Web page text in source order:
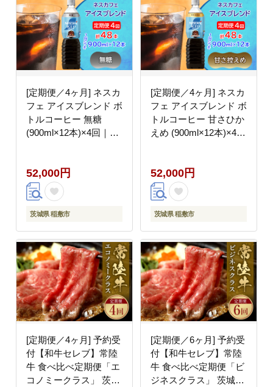
[定期便／4ヶ月] ネスカ
フェ アイスブレンド ボ
トルコーヒー 無糖
(900ml×12本)×4回｜珈
ギフト ネスレ [2071]
52,000円
茨城県 稲敷市
[定期便／4ヶ月] ネスカ
フェ アイスブレンド ボ
トルコーヒー 甘さひか
えめ (900ml×12本)×4回
フェ ギフト ネスレ
[2072]
52,000円
茨城県 稲敷市
[定期便／4ヶ月] 予約受
付【和牛セレブ】常陸
牛 食べ比べ定期便「エ
コノミークラス」 茨城
[定期便／6ヶ月] 予約受
付【和牛セレブ】常陸
牛 食べ比べ定期便「ビ
ジネスクラス」 茨城県